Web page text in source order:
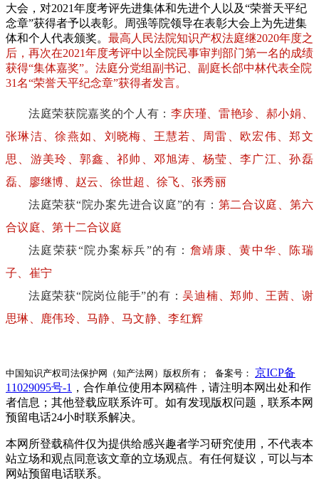
大会，对2021年度考评先进集体和先进个人以及“荣誉天平纪
念章”获得者予以表彰。周强等院领导在表彰大会上为先进集
体和个人代表颁奖。 最高人民法院知识产权法庭继2020年度之
后，再次在2021年度考评中以全院民事审判部门第一名的成绩
获得“集体嘉奖”。法庭分党组副书记、副庭长郃中林代表全院
31名“荣誉天平纪念章”获得者发言。
法庭荣获院嘉奖的个人有：李庆瑾、雷艳珍、郝小娟、
张琳洁、徐燕如、刘晓梅、王慧若、周雷、欧宏伟、郑文
思、游美玲、郭鑫、祁帅、邓旭涛、杨莹、李广江、孙磊
磊、廖继博、赵云、徐世超、徐飞、张秀丽
法庭荣获“院办案先进合议庭”的有： 第二合议庭、第六
合议庭、第十二合议庭
法庭荣获“院办案标兵”的有： 詹靖康、黄中华、陈瑞
子、崔宁
法庭荣获“院岗位能手”的有：吴迪楠、郑帅、王茜、谢
思琳、鹿伟玲、马静、马文静、李红辉
中国知识产权司法保护网（知产法网）版权所有； 备案号： 京ICP备
11029095号-1 ，合作单位使用本网稿件，请注明本网出处和作
者信息；其他登载应联系许可。如有发现版权问题，联系本网
预留电话24小时联系解决。
本网所登载稿件仅为提供给感兴趣者学习研究使用，不代表本
站立场和观点同意该文章的立场观点。有任何疑议，可以与本
网站预留电话联系。